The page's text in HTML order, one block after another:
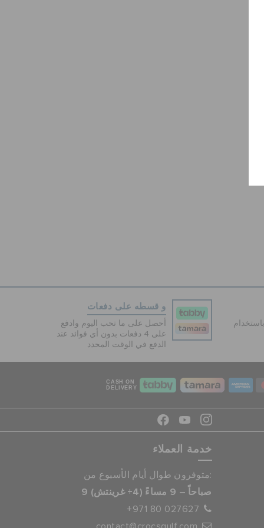
آمنة 100% باستخدام
و قسطه على دفعات
أحصل على ما تحب اليوم وادفع
على 4 دفعات بدون أي فوائد عند
الدفع في الوقت المحدد
CASH ON
DELIVERY
خدمة العملاء
متوفرون طوال أيام الأسبوع من:
9 صباحاً – 9 مساءً (4+ غرينتش)
+971 80 027627